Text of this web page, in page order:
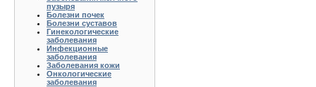
пузыря
Болезни почек
Болезни суставов
Гинекологические
заболевания
Инфекционные
заболевания
Заболевания кожи
Онкологические
заболевания